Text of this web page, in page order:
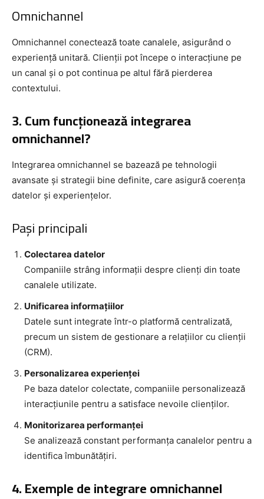
Omnichannel
Omnichannel conectează toate canalele, asigurând o
experiență unitară. Clienții pot începe o interacțiune pe
un canal și o pot continua pe altul fără pierderea
contextului.
3. Cum funcționează integrarea
omnichannel?
Integrarea omnichannel se bazează pe tehnologii
avansate și strategii bine definite, care asigură coerența
datelor și experiențelor.
Pași principali
Colectarea datelor
Companiile strâng informații despre clienți din toate
canalele utilizate.
Unificarea informațiilor
Datele sunt integrate într-o platformă centralizată,
precum un sistem de gestionare a relațiilor cu clienții
(CRM).
Personalizarea experienței
Pe baza datelor colectate, companiile personalizează
interacțiunile pentru a satisface nevoile clienților.
Monitorizarea performanței
Se analizează constant performanța canalelor pentru a
identifica îmbunătățiri.
4. Exemple de integrare omnichannel